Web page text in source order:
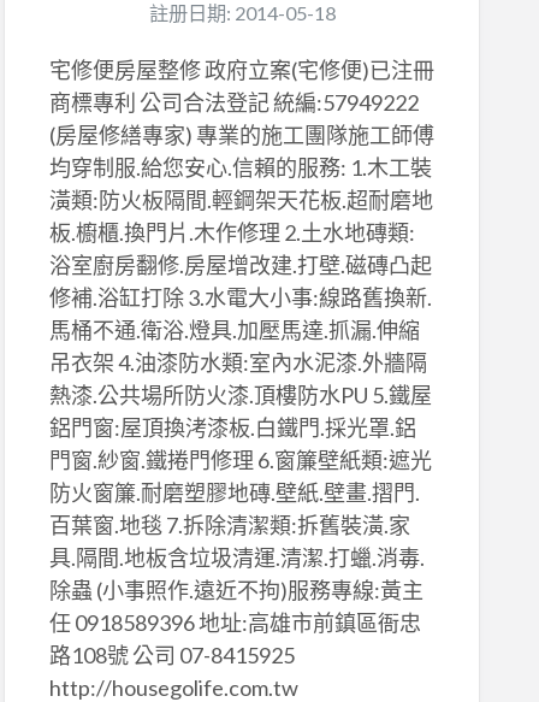
註册日期: 2014-05-18
宅修便房屋整修 政府立案(宅修便)已注冊
商標專利 公司合法登記 統編:57949222
(房屋修繕專家) 專業的施工團隊施工師傅
均穿制服.給您安心.信賴的服務: 1.木工裝
潢類:防火板隔間.輕鋼架天花板.超耐磨地
板.櫥櫃.換門片.木作修理 2.土水地磚類:
浴室廚房翻修.房屋增改建.打壁.磁磚凸起
修補.浴缸打除 3.水電大小事:線路舊換新.
馬桶不通.衛浴.燈具.加壓馬達.抓漏.伸縮
吊衣架 4.油漆防水類:室內水泥漆.外牆隔
熱漆.公共場所防火漆.頂樓防水PU 5.鐵屋
鋁門窗:屋頂換洘漆板.白鐵門.採光罩.鋁
門窗.紗窗.鐵捲門修理 6.窗簾壁紙類:遮光
防火窗簾.耐磨塑膠地磚.壁紙.壁畫.摺門.
百葉窗.地毯 7.拆除清潔類:拆舊裝潢.家
具.隔間.地板含垃圾清運.清潔.打蠟.消毒.
除蟲 (小事照作.遠近不拘)服務專線:黃主
任 0918589396 地址:高雄市前鎮區衙忠
路108號 公司 07-8415925
http://housegolife.com.tw